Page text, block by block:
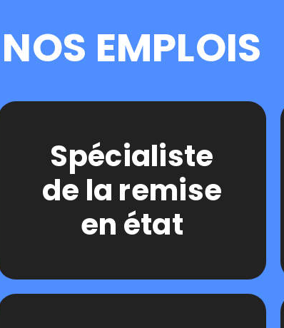
NOS EMPLOIS
Spécialiste
de la remise
en état